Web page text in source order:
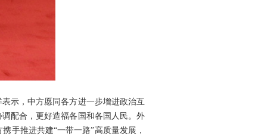
示，中方愿同各方进一步增进政治互
配合，更好造福各国和各国人民。外
手推进共建“一带一路”高质量发展，